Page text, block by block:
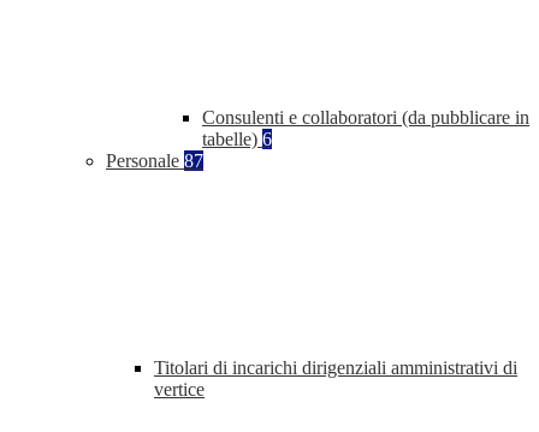
Consulenti e collaboratori (da pubblicare in
tabelle) 6
Personale 87
Titolari di incarichi dirigenziali amministrativi di
vertice